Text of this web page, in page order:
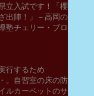
立入試です！「櫻
出陣！」－高岡の
塾チェリー・ブロ
行するため
。自習室の床の防
ルカーペットのサ